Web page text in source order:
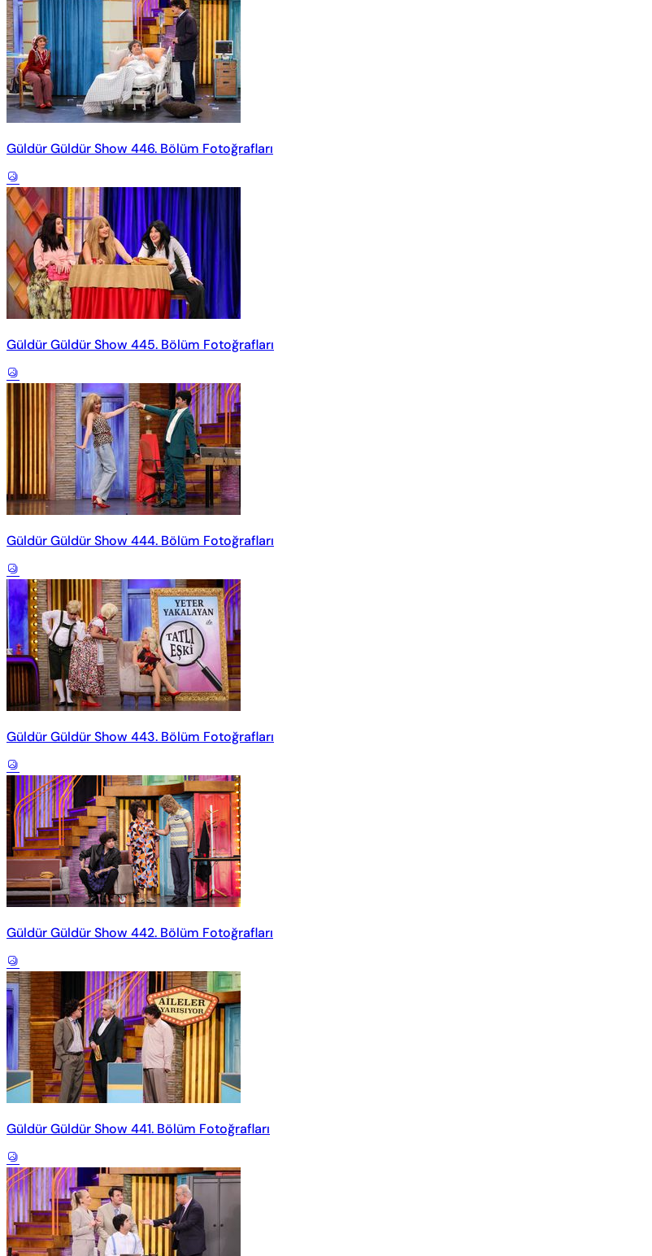
Güldür Güldür Show 446. Bölüm Fotoğrafları
Güldür Güldür Show 445. Bölüm Fotoğrafları
Güldür Güldür Show 444. Bölüm Fotoğrafları
Güldür Güldür Show 443. Bölüm Fotoğrafları
Güldür Güldür Show 442. Bölüm Fotoğrafları
Güldür Güldür Show 441. Bölüm Fotoğrafları